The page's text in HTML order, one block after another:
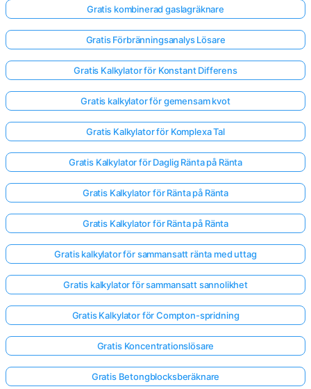
Gratis kombinerad gaslagräknare
Gratis Förbränningsanalys Lösare
Gratis Kalkylator för Konstant Differens
Gratis kalkylator för gemensam kvot
Gratis Kalkylator för Komplexa Tal
Gratis Kalkylator för Daglig Ränta på Ränta
Gratis Kalkylator för Ränta på Ränta
Gratis Kalkylator för Ränta på Ränta
Gratis kalkylator för sammansatt ränta med uttag
Gratis kalkylator för sammansatt sannolikhet
Gratis Kalkylator för Compton-spridning
Gratis Koncentrationslösare
Gratis Betongblocksberäknare